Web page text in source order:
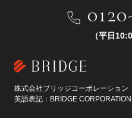
（平日
株式会社ブリッジコーポレーション
英語表記：BRIDGE